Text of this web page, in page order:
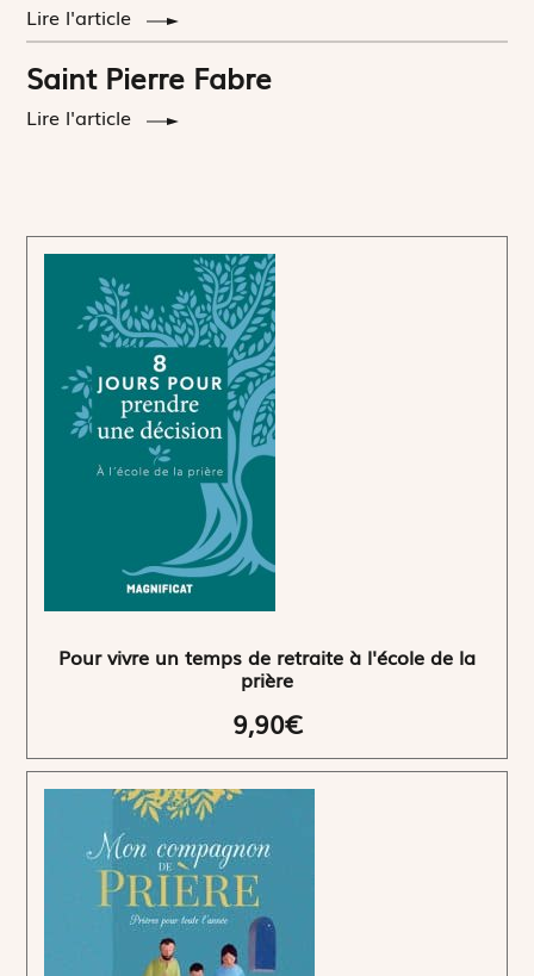
Lire l'article
Saint Pierre Fabre
Lire l'article
Pour vivre un temps de retraite à l'école de la
prière
9,90€